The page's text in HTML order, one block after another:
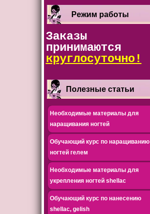
Режим работы
Заказы
принимаются
круглосуточно!
Полезные статьи
Необходимые материалы для
наращивания ногтей
Обучающий курс по наращиванию
ногтей гелем
Необходимые материалы для
укрепления ногтей shellac
Обучающий курс по нанесению
shellac, gelish